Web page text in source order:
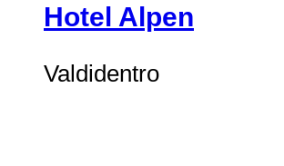
Hotel Alpen
Valdidentro